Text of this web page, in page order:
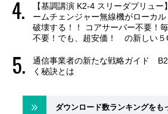
【基調講演 K2-4 スリーダブリュ
ームチェンジャー無線機がローカ
破壊する！！ コアサーバー不要！
不要！でも、超安価！ の新しい５
通信事業者の新たな戦略ガイド
く秘訣とは
ダウンロード数ランキングをも